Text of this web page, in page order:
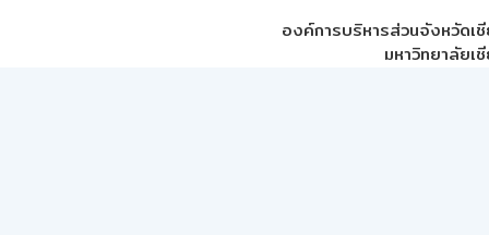
องค์การบริหารส่วนจังหวัดเ
มหาวิทยาลัยเ